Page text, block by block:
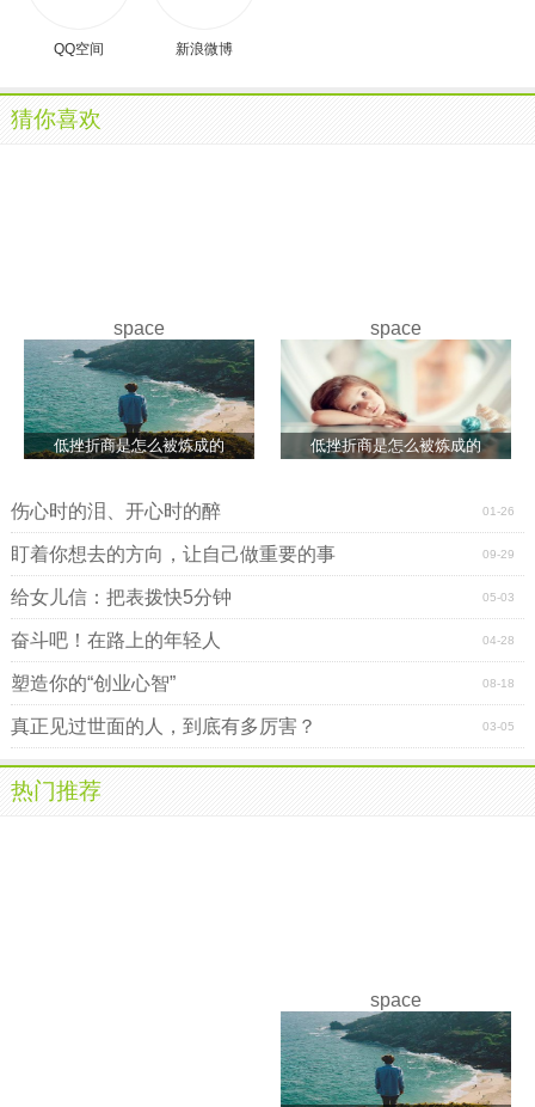
QQ空间 新浪微博
猜你喜欢
space
低挫折商是怎么被炼成的
space
低挫折商是怎么被炼成的
01-26
伤心时的泪、开心时的醉
09-29
盯着你想去的方向，让自己做重要的事
05-03
给女儿信：把表拨快5分钟
04-28
奋斗吧！在路上的年轻人
08-18
塑造你的“创业心智”
03-05
真正见过世面的人，到底有多厉害？
热门推荐
space